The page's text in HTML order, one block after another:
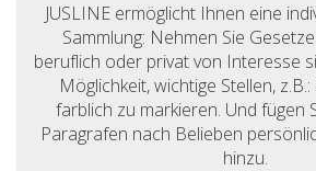
JUSLINE ermöglicht Ihnen eine
Sammlung: Nehmen Sie
beruflich oder privat von Interesse
Möglichkeit, wichtige Stellen,
farblich zu markieren. Und fügen
Paragrafen nach Belieben
hinzu.